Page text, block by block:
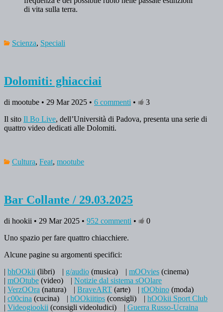
di vita sulla terra.
Scienza, Speciali
Dolomiti: ghiacciai
di mootube • 29 Mar 2025 • 6 commenti •
3
Il sito Il Bo Live, dell’Università di Padova, presenta una serie di
quattro video dedicati alle Dolomiti.
Cultura, Feat, mootube
Bar Collante / 29.03.2025
di hookii • 29 Mar 2025 • 952 commenti •
0
Uno spazio per fare quattro chiacchiere.
Alcune pagine su argomenti specifici:
| bhOOkii (libri) | g/audio (musica) | mOOvies (cinema)
| mOOtube (video) | Notizie dal sistema sOOlare
| VerzOOra (natura) | BraveART (arte) | tOObino (moda)
| c00cina (cucina) | hOOkiitips (consigli) | hOOkii Sport Club
| Videogiookii (consigli videoludici) | Guerra Russo-Ucraina